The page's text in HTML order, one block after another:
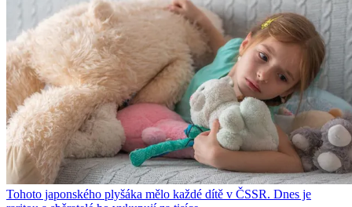
Tohoto japonského plyšáka mělo každé dítě v ČSSR. Dnes je